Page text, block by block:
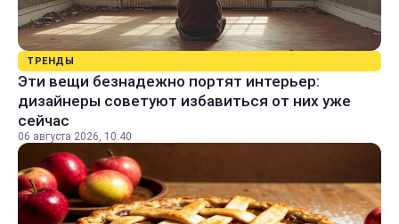
ТРЕНДЫ
Эти вещи безнадежно портят интерьер:
дизайнеры советуют избавиться от них уже
сейчас
06 августа 2026, 10:40